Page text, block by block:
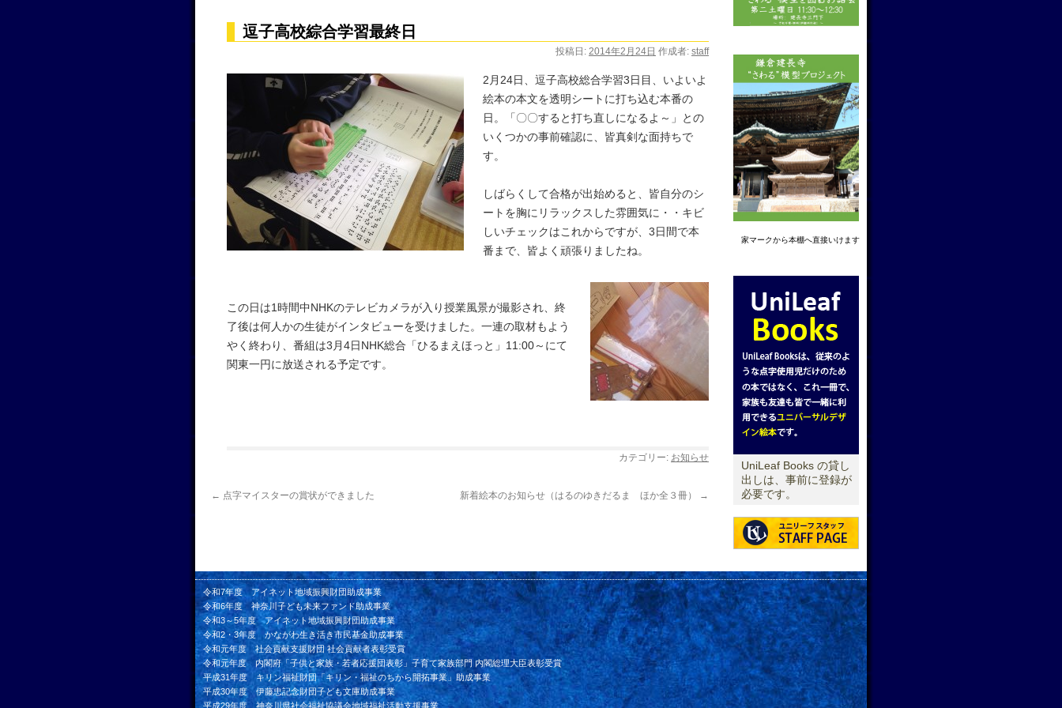
逗子高校綜合学習最終日
投稿日: 2014年2月24日 作成者: staff
2月24日、逗子高校総合学習3日目、いよいよ
絵本の本文を透明シートに打ち込む本番の
日。「〇〇すると打ち直しになるよ～」との
いくつかの事前確認に、皆真剣な面持ちで
す。
しばらくして合格が出始めると、皆自分のシ
ートを胸にリラックスした雰囲気に・・キビ
しいチェックはこれからですが、3日間で本
番まで、皆よく頑張りましたね。
この日は1時間中NHKのテレビカメラが入り授業風景が撮影され、終
了後は何人かの生徒がインタビューを受けました。一連の取材もよう
やく終わり、番組は3月4日NHK総合「ひるまえほっと」11:00～にて
関東一円に放送される予定です。
カテゴリー: お知らせ
← 点字マイスターの賞状ができました 新着絵本のお知らせ（はるのゆきだるま ほか全３冊） →
家マークから本棚へ直接いけます
UniLeaf Books の貸し
出しは、事前に登録が
必要です。
令和7年度 アイネット地域振興財団助成事業
令和6年度 神奈川子ども未来ファンド助成事業
令和3～5年度 アイネット地域振興財団助成事業
令和2・3年度 かながわ生き活き市民基金助成事業
令和元年度 社会貢献支援財団 社会貢献者表彰受賞
令和元年度 内閣府「子供と家族・若者応援団表彰」子育て家族部門 内閣総理大臣表彰受賞
平成31年度 キリン福祉財団「キリン・福祉のちから開拓事業」助成事業
平成30年度 伊藤忠記念財団子ども文庫助成事業
平成29年度 神奈川県社会福祉協議会地域福祉活動支援事業